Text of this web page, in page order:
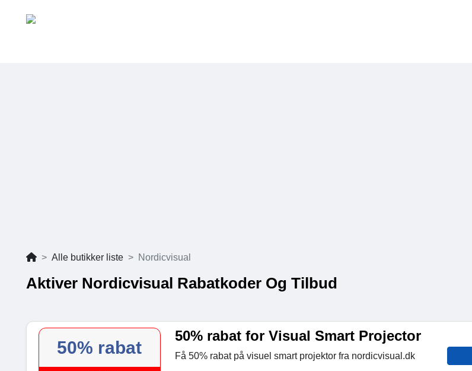
Alle butikker liste Nordicvisual
Aktiver Nordicvisual Rabatkoder Og Tilbud
50% rabat
50% rabat for Visual Smart Projector
Få 50% rabat på visuel smart projektor fra nordicvisual.dk